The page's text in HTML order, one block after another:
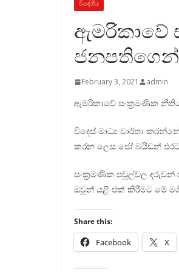
විදේශීය
ඇමරිකාවේ
ජනපතිගෙන්
February 3, 2021 admin
ඇමරිකාවේ සංක්‍රමණික
විදෙස් මාධ්‍ය වාර්තා
කරන ලෙස ජෝ බයිඩන් එරට
සංක්‍රමණික පවුල්වල දරුවන්
ඔවුන් යළි එක් කිරීමට මේ
Share this:
Facebook X